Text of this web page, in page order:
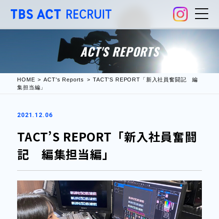
ACT'S REPORTS
HOME ACT's Reports
TACT’S REPORT「新入社員奮闘記 編
集担当編」
2021.12.06
TACT’S REPORT「新入社員奮闘
記 編集担当編」